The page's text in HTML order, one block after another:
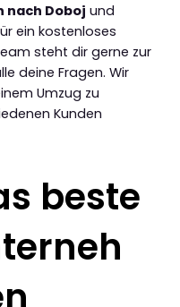
nach Doboj und
ein kostenloses
steht dir gerne zur
deine Fragen. Wir
Umzug zu
Kunden
beste